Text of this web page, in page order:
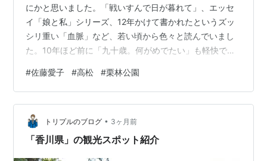
にかと思いました。「戦いすんで日が暮れて」、エッセ
イ「娘と私」シリーズ、12年かけて書かれたというズッ
シリ重い「血脈」など、若い頃から色々と読んでいまし
た。10年ほど前に「九十歳。何がめでたい」も軽快でさ
の通り。草笛光子さんが主演した、軽快な映画も観まし
た。そして、「九十八歳。戦いやまず日は暮れず」でま
だまだお元気だと驚愕していたのに。 （栗林公園） この
春、新聞の本の広告で、彼女の娘さん（佐藤響子）が書
かれた「憤怒の人」のコピーに、「母が母でなくなっ
#佐藤愛子 #高松 #栗林公園
トリプルのブログ • 3ヶ月前
「香川県」の観光スポット紹介